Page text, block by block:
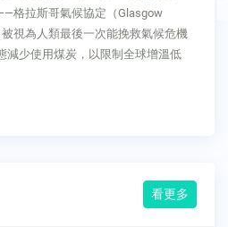
格拉斯哥氣候協定（Glasgow
視為人類最後一次能挽救氣候危機
減少使用煤炭，以限制全球增溫低
看更多